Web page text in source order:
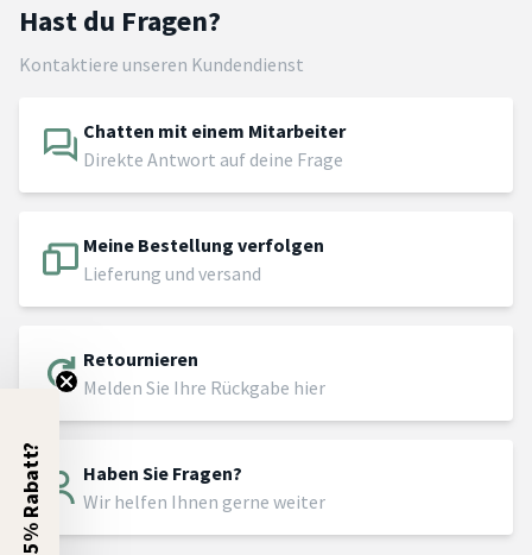
Hast du Fragen?
Kontaktiere unseren Kundendienst
Chatten mit einem Mitarbeiter
Direkte Antwort auf deine Frage
Meine Bestellung verfolgen
Lieferung und versand
Retournieren
Melden Sie Ihre Rückgabe hier
Haben Sie Fragen?
Wir helfen Ihnen gerne weiter
5% Rabatt?